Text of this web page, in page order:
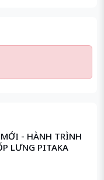
- HÀNH TRÌNH
LƯNG PITAKA